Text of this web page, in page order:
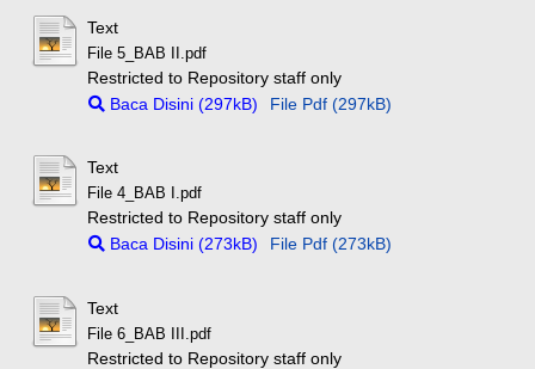
Text
File 5_BAB II.pdf
Restricted to Repository staff only
Baca Disini (297kB)
File Pdf (297kB)
Text
File 4_BAB I.pdf
Restricted to Repository staff only
Baca Disini (273kB)
File Pdf (273kB)
Text
File 6_BAB III.pdf
Restricted to Repository staff only